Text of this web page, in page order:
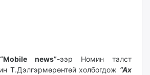
“Mobile news”-ээр Номин талст
Т.Дэлгэрмөрөнтөй холбогдож “Ах